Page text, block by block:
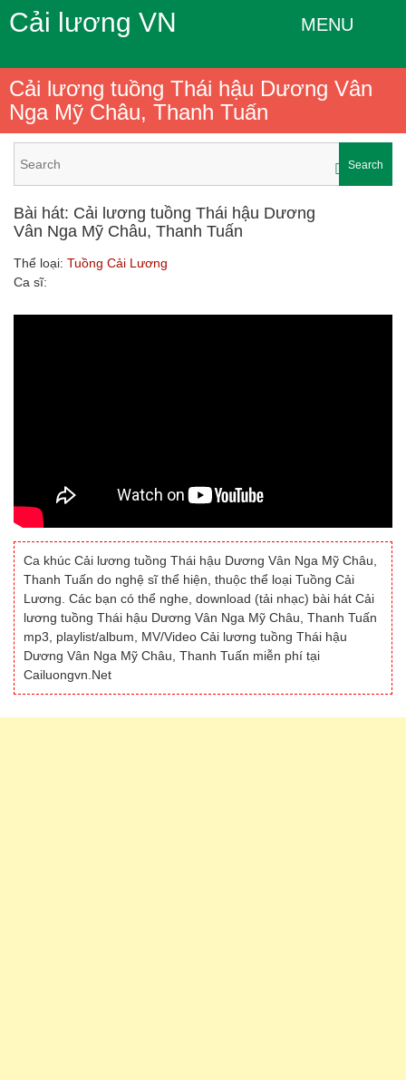
Cải lương VN MENU
Cải lương tuồng Thái hậu Dương Vân
Nga Mỹ Châu, Thanh Tuấn
Search
Bài hát: Cải lương tuồng Thái hậu Dương
Vân Nga Mỹ Châu, Thanh Tuấn
Thể loại: Tuồng Cải Lương
Ca sĩ:
Ca khúc Cải lương tuồng Thái hậu Dương Vân Nga Mỹ Châu,
Thanh Tuấn do nghệ sĩ thể hiện, thuộc thể loại Tuồng Cải
Lương. Các bạn có thể nghe, download (tải nhạc) bài hát Cải
lương tuồng Thái hậu Dương Vân Nga Mỹ Châu, Thanh Tuấn
mp3, playlist/album, MV/Video Cải lương tuồng Thái hậu
Dương Vân Nga Mỹ Châu, Thanh Tuấn miễn phí tại
Cailuongvn.Net